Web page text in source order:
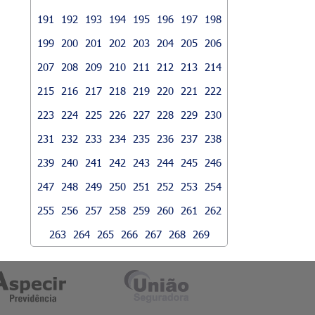
191
192 193 194 195 196 197
198
199
200 201 202 203 204 205
206
207
208 209 210 211 212 213
214
215
216 217 218 219 220 221
222
223
224 225 226 227 228 229
230
231
232 233 234 235 236 237
238
239
240 241 242 243 244 245
246
247
248 249 250 251 252 253
254
255
256 257 258 259 260 261
262
263
264 265 266 267 268 269